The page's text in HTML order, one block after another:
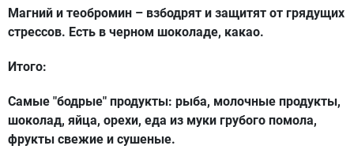
Магний и теобромин – взбодрят и защитят от грядущих
стрессов. Есть в черном шоколаде, какао.
Итого:
Самые "бодрые" продукты: рыба, молочные продукты,
шоколад, яйца, орехи, еда из муки грубого помола,
фрукты свежие и сушеные.